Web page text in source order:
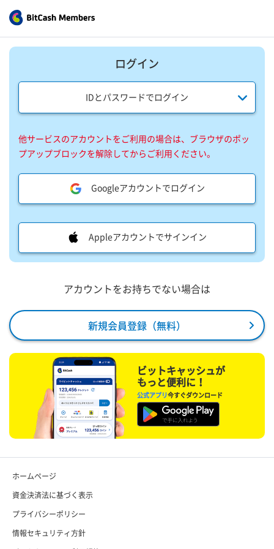
ログイン
IDとパスワードでログイン
他サービスのアカウントをご利用の場合は、ブラウザのポッ
プアップブロックを解除してからご利用ください。
Googleアカウントでログイン
Appleアカウントでサインイン
アカウントをお持ちでない場合は
新規会員登録（無料）
ビットキャッシュが
もっと便利に！
公式アプリ今すぐダウンロード
ホームページ
資金決済法に基づく表示
プライバシーポリシー
情報セキュリティ方針